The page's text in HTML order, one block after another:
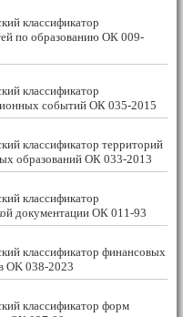
классификатор
по образованию ОК 009-
классификатор
событий ОК 035-2015
классификатор территорий
образований ОК 033-2013
классификатор
документации ОК 011-93
классификатор финансовых
OK 038-2023
классификатор форм